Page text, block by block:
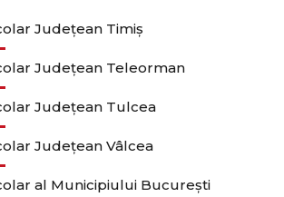
Județean Timiș
Județean Teleorman
Județean Tulcea
Județean Vâlcea
al Municipiului București